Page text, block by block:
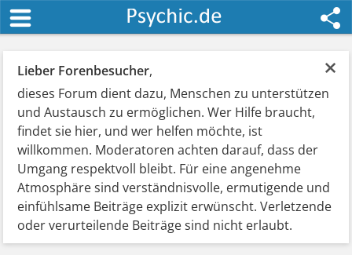
×
Lieber Forenbesucher,
dieses Forum dient dazu, Menschen zu unterstützen
und Austausch zu ermöglichen. Wer Hilfe braucht,
findet sie hier, und wer helfen möchte, ist
willkommen. Moderatoren achten darauf, dass der
Umgang respektvoll bleibt. Für eine angenehme
Atmosphäre sind verständnisvolle, ermutigende und
einfühlsame Beiträge explizit erwünscht. Verletzende
oder verurteilende Beiträge sind nicht erlaubt.